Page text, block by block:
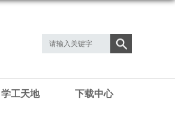
学工天地 下载中心